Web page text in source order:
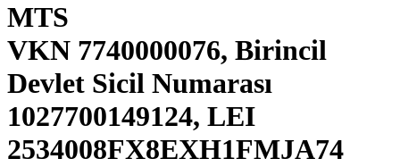
MTS
VKN 7740000076, Birincil
Devlet Sicil Numarası
1027700149124, LEI
2534008FX8EXH1FMJA74